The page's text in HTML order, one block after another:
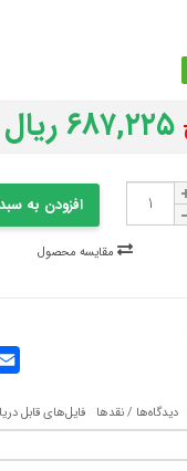
۶۸۷,۲۲۵ ریال
افزودن به
دیدگاه‌ها / نقدها فایل‌های قابل